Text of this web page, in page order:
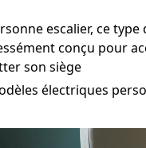
escalier, ce
conçu pour
son siège
électriques